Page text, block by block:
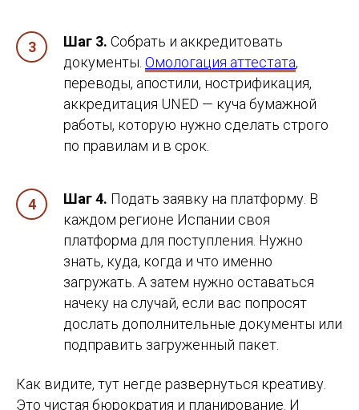
Шаг 3. Собрать и аккредитовать
документы. Омологация аттестата,
переводы, апостили, нострификация,
аккредитация UNED — куча бумажной
работы, которую нужно сделать строго
по правилам и в срок.
Шаг 4. Подать заявку на платформу. В
каждом регионе Испании своя
платформа для поступления. Нужно
знать, куда, когда и что именно
загружать. А затем нужно оставаться
начеку на случай, если вас попросят
дослать дополнительные документы или
подправить загруженный пакет.
Как видите, тут негде развернуться креативу.
Это чистая бюрократия и планирование. И